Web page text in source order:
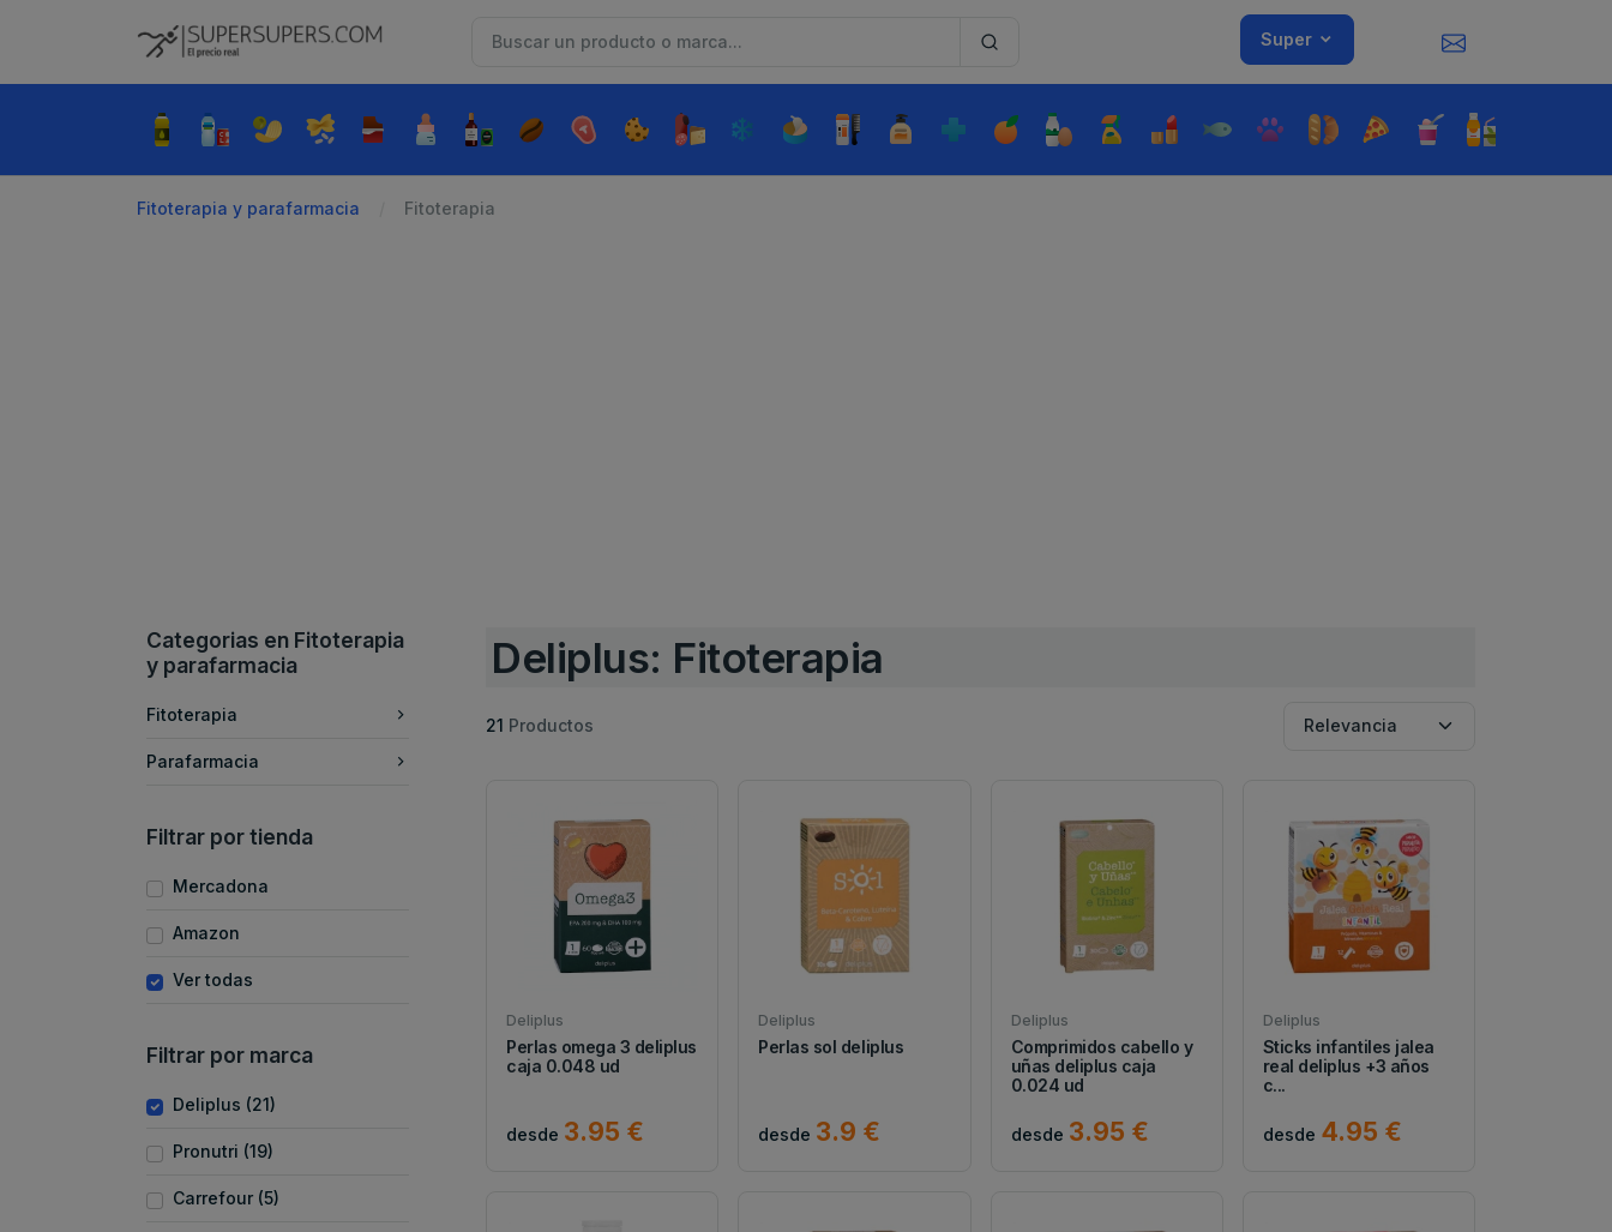
Super
Fitoterapia y parafarmacia Fitoterapia
Categorias en Fitoterapia
y parafarmacia
Fitoterapia
Parafarmacia
Filtrar por tienda
Mercadona
Amazon
Ver todas
Filtrar por marca
Deliplus (21)
Pronutri (19)
Carrefour (5)
Deliplus: Fitoterapia
21 Productos
Deliplus
Perlas omega 3 deliplus
caja 0.048 ud
desde 3.95 €
Deliplus
Perlas sol deliplus
desde 3.9 €
Deliplus
Comprimidos cabello y
uñas deliplus caja
0.024 ud
desde 3.95 €
Deliplus
Sticks infantiles jalea
real deliplus +3 años
c...
desde 4.95 €